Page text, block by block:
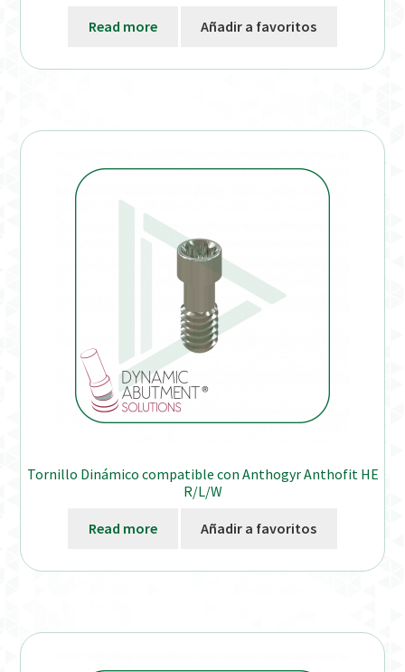
Read more Añadir a favoritos
Tornillo Dinámico compatible con Anthogyr Anthofit HE
R/L/W
Read more Añadir a favoritos